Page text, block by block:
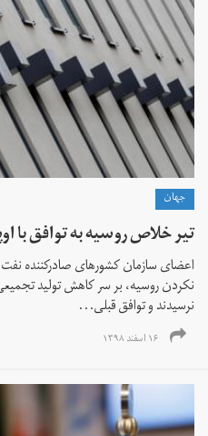
جهان
تیر خلاص روسیه به توافق با
اعضای سازمان کشورهای صادرکننده
نکردن روسیه، بر سر کاهش تولید
نرسیدند و توافق قبلی...
۱۶ اسفند ۱۳۹۸